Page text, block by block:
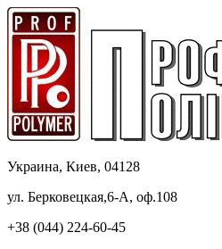
Украина, Киев, 04128
ул. Берковецкая,6-А, оф.108
+38 (044) 224-60-45